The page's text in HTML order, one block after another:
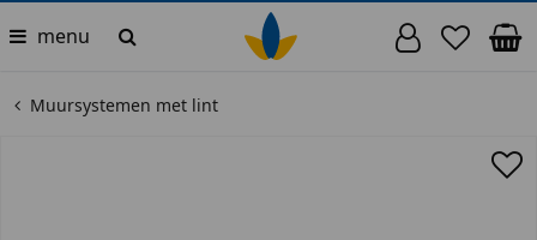
menu
Muursystemen met lint